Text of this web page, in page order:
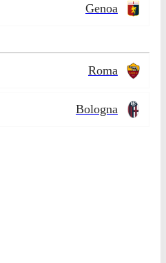
Genoa
Roma
Bologna